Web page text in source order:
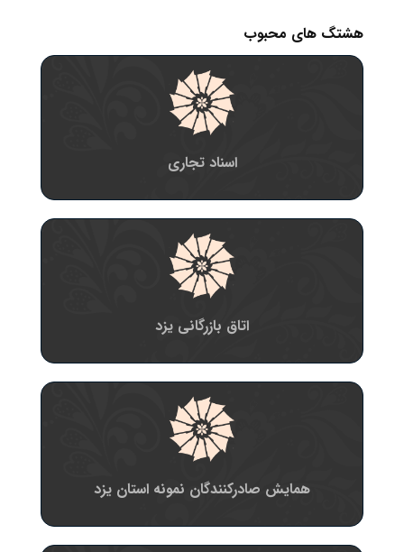
هشتگ های محبوب
اسناد تجاری
اتاق بازرگانی یزد
همایش صادرکنندگان نمونه استان یزد